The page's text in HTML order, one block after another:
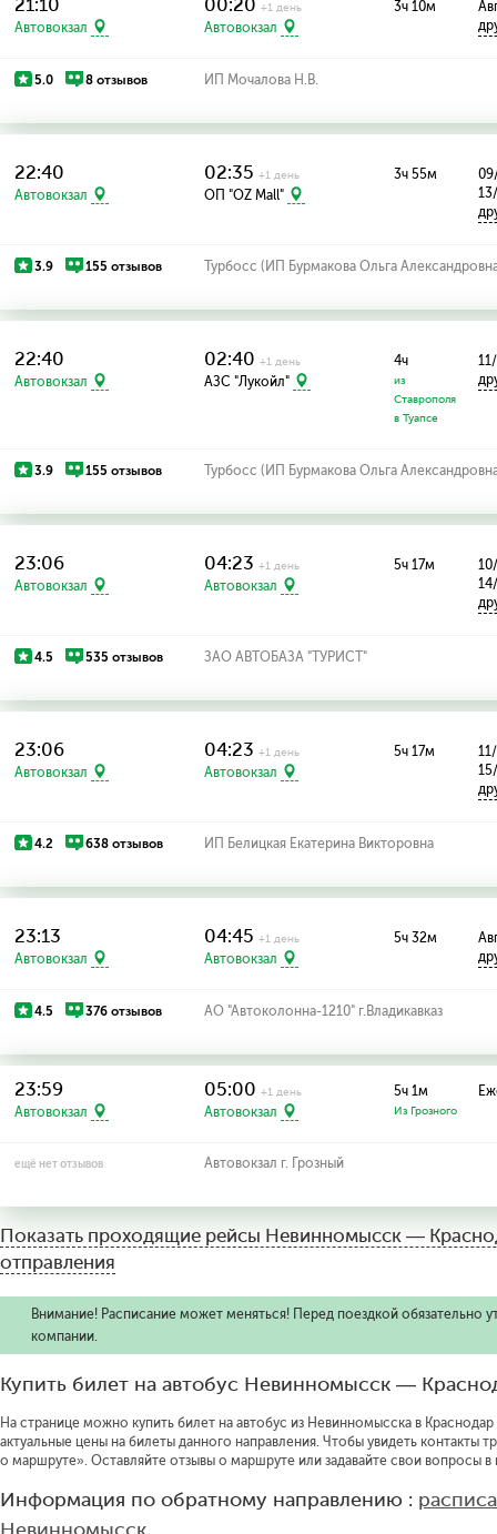
21:10
Автовокзал
00:20+1 день
Автовокзал
3ч 10м
5.0 8 отзывов ИП Мочалова Н.В.
22:40
Автовокзал
02:35+1 день
ОП "OZ Mall"
3ч 55м
3.9 155 отзывов Турбосс (ИП Бурмакова Ольга
22:40
Автовокзал
02:40+1 день
АЗС "Лукойл"
4ч
из
Ставрополя
в Туапсе
3.9 155 отзывов Турбосс (ИП Бурмакова Ольга
23:06
Автовокзал
04:23+1 день
Автовокзал
5ч 17м
4.5 535 отзывов ЗАО АВТОБАЗА "ТУРИСТ"
23:06
Автовокзал
04:23+1 день
Автовокзал
5ч 17м
4.2 638 отзывов ИП Белицкая Екатерина Викторовна
23:13
Автовокзал
04:45+1 день
Автовокзал
5ч 32м
4.5 376 отзывов АО "Автоколонна-1210" г.Владикавказ
23:59
Автовокзал
05:00+1 день
Автовокзал
5ч 1м
Из Грозного
ещё нет отзывов Автовокзал г. Грозный
Показать проходящие рейсы Невинномысск —
отправления
Внимание! Расписание может меняться! Перед поездкой обязательно
компании.
Купить билет на автобус Невинномысск —
На странице можно купить билет на автобус из Невинномысска в
актуальные цены на билеты данного направления. Чтобы увидеть контакты
о маршруте». Оставляйте отзывы о маршруте или задавайте свои вопросы
Информация по обратному направлению :